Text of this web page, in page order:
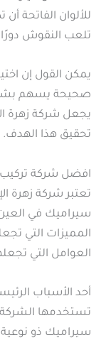
للألوان الفاتحة
تلعب النقوش
يمكن القول إن
صحيحة يسهم
يجعل شركة زهرة
تحقيق هذا الهدف.
افضل شركة
تعتبر شركة زهرة
سيراميك في
المميزات التي
العوامل التي
أحد الأسباب
تستخدمها الشركة.
سيراميك ذو